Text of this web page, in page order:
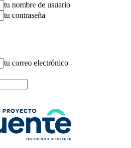
tu nombre de usuario
tu contraseña
tu correo electrónico